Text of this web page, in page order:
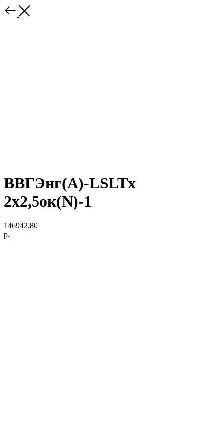
ВВГЭнг(A)-LSLTx
2х2,5ок(N)-1
146942,80
р.